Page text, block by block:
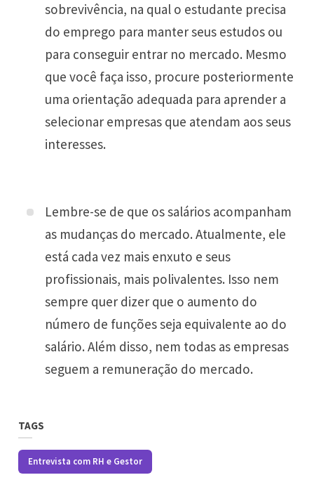
sobrevivência, na qual o estudante precisa
do emprego para manter seus estudos ou
para conseguir entrar no mercado. Mesmo
que você faça isso, procure posteriormente
uma orientação adequada para aprender a
selecionar empresas que atendam aos seus
interesses.
Lembre-se de que os salários acompanham
as mudanças do mercado. Atualmente, ele
está cada vez mais enxuto e seus
profissionais, mais polivalentes. Isso nem
sempre quer dizer que o aumento do
número de funções seja equivalente ao do
salário. Além disso, nem todas as empresas
seguem a remuneração do mercado.
TAGS
Entrevista com RH e Gestor